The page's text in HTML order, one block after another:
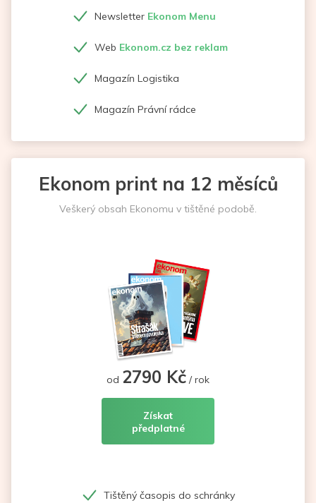
Newsletter Ekonom Menu
Web Ekonom.cz bez reklam
Magazín Logistika
Magazín Právní rádce
Ekonom print na 12 měsíců
Veškerý obsah Ekonomu v tištěné podobě.
od 2790 Kč / rok
Získat
předplatné
Tištěný časopis do schránky